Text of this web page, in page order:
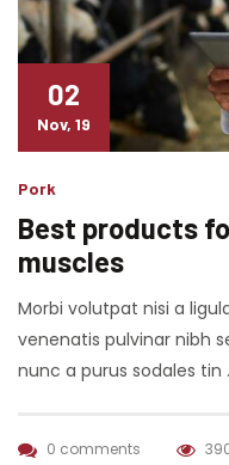
02
Nov, 19
Pork
Best products
muscles
Morbi volutpat nisi a
venenatis pulvinar nibh
nunc a purus sodales tin
0 comments